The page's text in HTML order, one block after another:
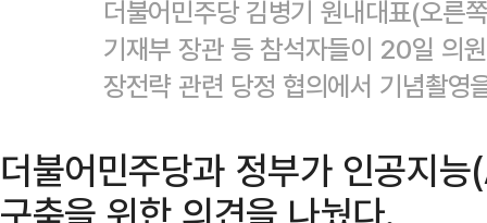
더불어민주당 김병기 원내대표(오른
기재부 장관 등 참석자들이 20일 의
장전략 관련 당정 협의에서 기념촬
더불어민주당과 정부가 인공지
구축을 위한 의견을 나눴다.